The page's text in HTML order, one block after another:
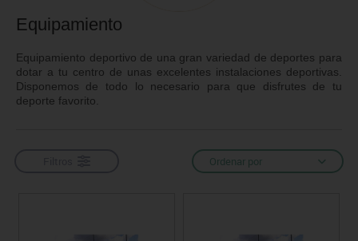
Equipamiento
Equipamiento deportivo de una gran variedad de deportes para
dotar a tu centro de unas excelentes instalaciones deportivas.
Disponemos de todo lo necesario para que disfrutes de tu
deporte favorito.
Ordenar por